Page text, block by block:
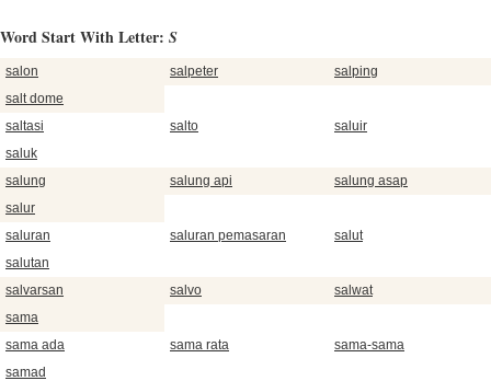
Word Start With Letter: S
salon salpeter
salping
salt dome
saltasi
salto
saluir
saluk
salung
salung api
salung asap
salur
saluran
saluran pemasaran
salut
salutan
salvarsan
salvo
salwat
sama
sama ada
sama rata
sama-sama
samad